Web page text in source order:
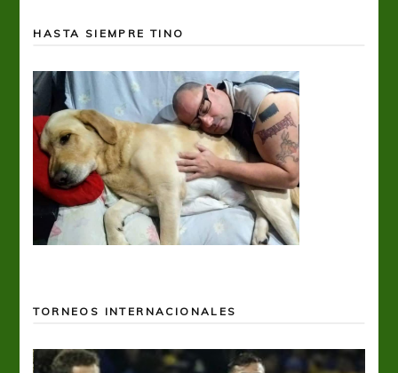
HASTA SIEMPRE TINO
TORNEOS INTERNACIONALES